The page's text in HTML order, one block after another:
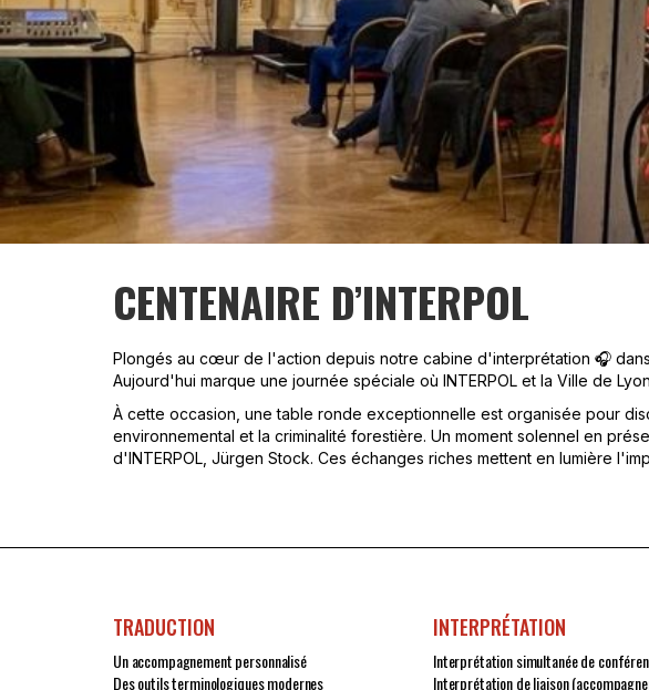
CENTENAIRE D’INTERPOL
Plongés au cœur de l'action depuis notre cabine d'interprétation 🎧
Aujourd'hui marque une journée spéciale où INTERPOL et la Ville de
À cette occasion, une table ronde exceptionnelle est organisée pour
environnemental et la criminalité forestière. Un moment solennel en
d'INTERPOL, Jürgen Stock. Ces échanges riches mettent en lumière
TRADUCTION
Un accompagnement personnalisé
Des outils terminologiques modernes
INTERPRÉTATION
Interprétation simultanée de
Interprétation de liaison